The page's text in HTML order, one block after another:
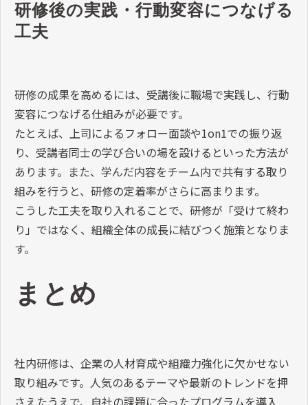
研修後の実践・行動変容につなげる
工夫
研修の成果を高めるには、受講後に職場で実践し、行動
変容につなげる仕組みが必要です。
たとえば、上司によるフォロー面談や1on1での振り返
り、受講者同士の学び合いの場を設けるといった方法が
あります。また、学んだ内容をチーム内で共有する取り
組みを行うと、研修の定着率がさらに高まります。
こうした工夫を取り入れることで、研修が「受けて終わ
り」ではなく、組織全体の成長に結びつく施策となりま
す。
まとめ
社内研修は、企業の人材育成や組織力強化に欠かせない
取り組みです。人気のあるテーマや最新のトレンドを押
さえたうえで、自社の課題に合ったプログラムを導入